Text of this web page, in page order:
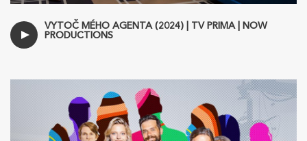
VYTOČ MÉHO AGENTA (2024) | TV PRIMA | NOW
PRODUCTIONS